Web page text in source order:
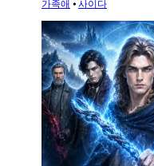
가족애 ⦁ 사이다